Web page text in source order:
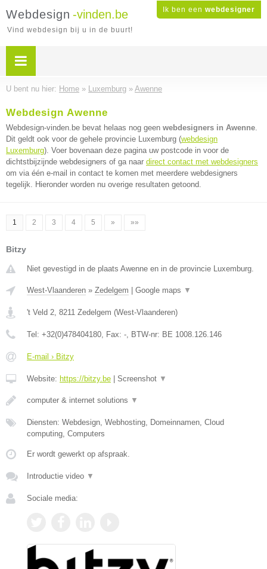
Ik ben een webdesigner
Webdesign -vinden.be
Vind webdesign bij u in de buurt!
U bent nu hier: Home » Luxemburg » Awenne
Webdesign Awenne
Webdesign-vinden.be bevat helaas nog geen webdesigners in Awenne.
Dit geldt ook voor de gehele provincie Luxemburg (webdesign
Luxemburg). Voer bovenaan deze pagina uw postcode in voor de
dichtstbijzijnde webdesigners of ga naar direct contact met webdesigners
om via één e-mail in contact te komen met meerdere webdesigners
tegelijk. Hieronder worden nu overige resultaten getoond.
1 2 3 4 5 » »»
Bitzy
Niet gevestigd in de plaats Awenne en in de provincie Luxemburg.
West-Vlaanderen » Zedelgem Google maps ▼
't Veld 2, 8211 Zedelgem (West-Vlaanderen)
Tel: +32(0)478404180, Fax: -, BTW-nr: BE 1008.126.146
E-mail › Bitzy
Website: https://bitzy.be Screenshot ▼
computer & internet solutions ▼
Diensten: Webdesign, Webhosting, Domeinnamen, Cloud
computing, Computers
Er wordt gewerkt op afspraak.
Introductie video ▼
Sociale media: